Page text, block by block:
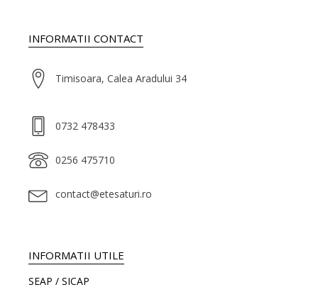
INFORMATII CONTACT
Timisoara, Calea Aradului 34
0732 478433
0256 475710
contact@etesaturi.ro
INFORMATII UTILE
SEAP / SICAP